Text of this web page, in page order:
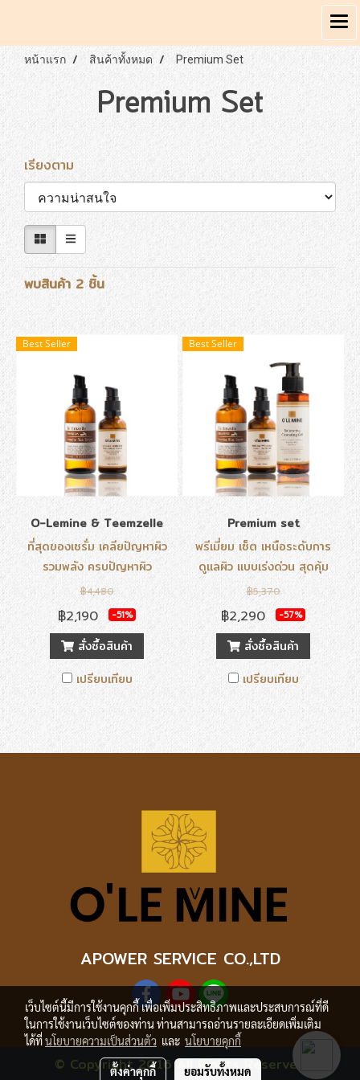
หน้าแรก สินค้าทั้งหมด Premium Set
Premium Set
เรียงตาม
พบสินค้า 2 ชิ้น
Best Seller
O-Lemine & Teemzelle
ที่สุดของเซรั่ม เคลียปัญหาผิว
รวมพลัง ครบปัญหาผิว
฿4,480
฿2,190 -51%
สั่งซื้อสินค้า
เปรียบเทียบ
Best Seller
Premium set
พรีเมี่ยม เซ็ต เหนือระดับการ
ดูแลผิว แบบเร่งด่วน สุดคุ้ม
฿5,370
฿2,290 -57%
สั่งซื้อสินค้า
เปรียบเทียบ
APOWER SERVICE CO.,LTD
© Copyright 2016 All Rights Reserved
เว็บไซต์นี้มีการใช้งานคุกกี้ เพื่อเพิ่มประสิทธิภาพและประสบการณ์ที่ดี
ในการใช้งานเว็บไซต์ของท่าน ท่านสามารถอ่านรายละเอียดเพิ่มเติม
ได้ที่นโยบายความเป็นส่วนตัว และ นโยบายคุกกี้
ตั้งค่าคุกกี้ ยอมรับทั้งหมด